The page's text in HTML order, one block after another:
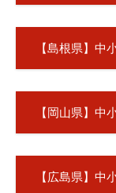
【島根県】中
【岡山県】中
【広島県】中